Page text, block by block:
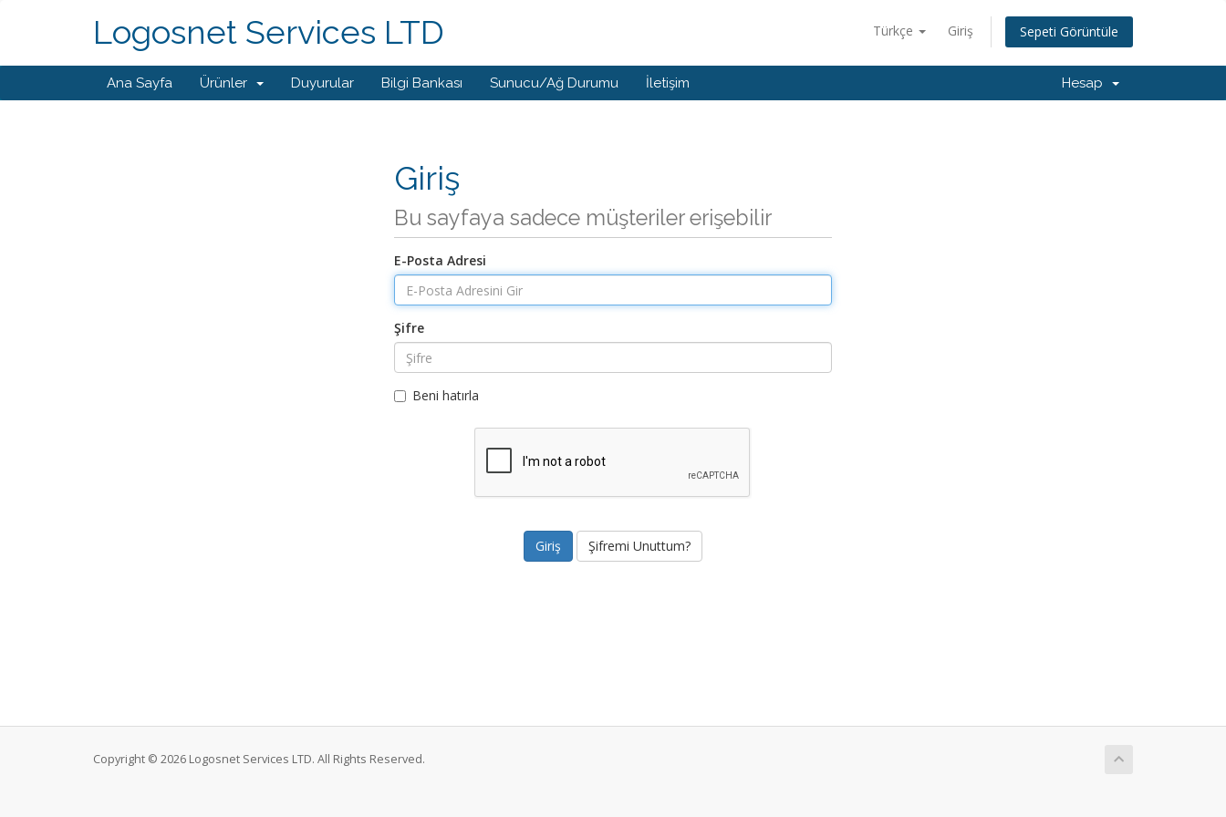
Türkçe Giriş Sepeti Görüntüle
Logosnet Services LTD
Ana Sayfa Ürünler Duyurular Bilgi Bankası Sunucu/Ağ Durumu İletişim Hesap
Giriş
Bu sayfaya sadece müşteriler erişebilir
E-Posta Adresi
Şifre
Beni hatırla
Şifremi Unuttum?
Copyright © 2026 Logosnet Services LTD. All Rights Reserved.